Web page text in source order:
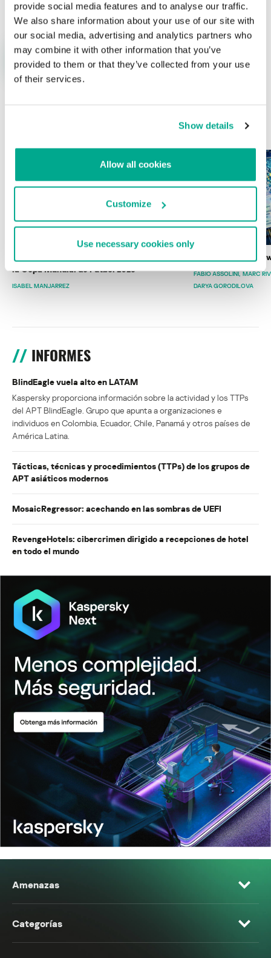
provide social media features and to analyse our traffic.
We also share information about your use of our site with
our social media, advertising and analytics partners who
may combine it with other information that you’ve
provided to them or that they’ve collected from your use
of their services.
Show details
Allow all cookies
Customize
Use necessary cookies only
ÚLTIMAS PUBLICACIONES
la Copa Mundial de Fútbol 2026
ISABEL MANJARREZ
Estado del
FABIO ASSOLINI MARC
DARYA GORODILOVA
INFORMES
BlindEagle vuela alto en LATAM
Kaspersky proporciona información sobre la actividad y los TTPs
del APT BlindEagle. Grupo que apunta a organizaciones e
individuos en Colombia, Ecuador, Chile, Panamá y otros países de
América Latina.
Tácticas, técnicas y procedimientos (TTPs) de los grupos de
APT asiáticos modernos
MosaicRegressor: acechando en las sombras de UEFI
RevengeHotels: cibercrimen dirigido a recepciones de hotel
en todo el mundo
Amenazas
Categorías